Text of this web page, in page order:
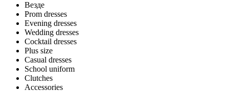
Везде
Prom dresses
Evening dresses
Wedding dresses
Cocktail dresses
Plus size
Casual dresses
School uniform
Clutches
Accessories